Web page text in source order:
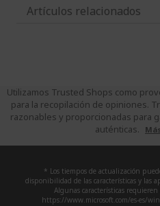
Artículos relacionados
Utilizamos Trusted Shops como
para la recopilación de opiniones.
razonables y proporcionadas para
auténticas.
* Los tiempos de actualización
disponibilidad de las características y las
Algunas características
https://www.microsoft.com/es-es/